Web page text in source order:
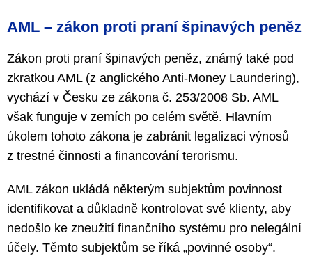
AML – zákon proti praní špinavých peněz
Zákon proti praní špinavých peněz, známý také pod
zkratkou AML (z anglického Anti-Money Laundering),
vychází v Česku ze zákona č. 253/2008 Sb. AML
však funguje v zemích po celém světě. Hlavním
úkolem tohoto zákona je zabránit legalizaci výnosů
z trestné činnosti a financování terorismu.
AML zákon ukládá některým subjektům povinnost
identifikovat a důkladně kontrolovat své klienty, aby
nedošlo ke zneužití finančního systému pro nelegální
účely. Těmto subjektům se říká „povinné osoby“.